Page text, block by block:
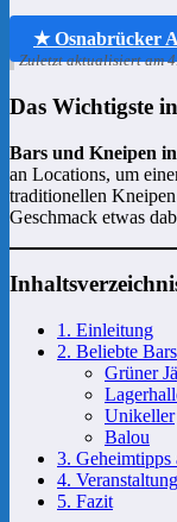
★ Osnabrücker
Zuletzt aktualisiert am
Das Wichtigste
Bars und Kneipen
an Locations, um
traditionellen
Geschmack etwas
1. Einleitung
2. Beliebte
Grüner
Unikeller
Balou
3. Geheimtipps
4.
5. Fazit